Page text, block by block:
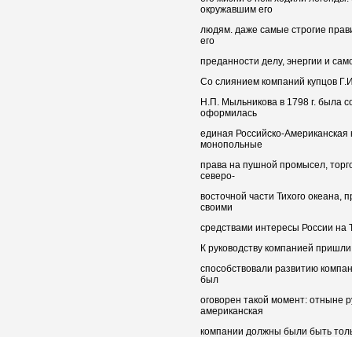
окружавшим его
людям. даже самые строгие
его
преданности делу, энергии и
Со слиянием компаний купцов
Н.П. Мыльникова в 1798 г. была
оформилась
единая Российско-
монопольные
права на пушной промысел,
северо-
восточной части Тихого океана,
своими
средствами интересы России на
К руководству компанией
способствовали развитию
был
оговорен такой момент: отныне
американская
компании должны были быть